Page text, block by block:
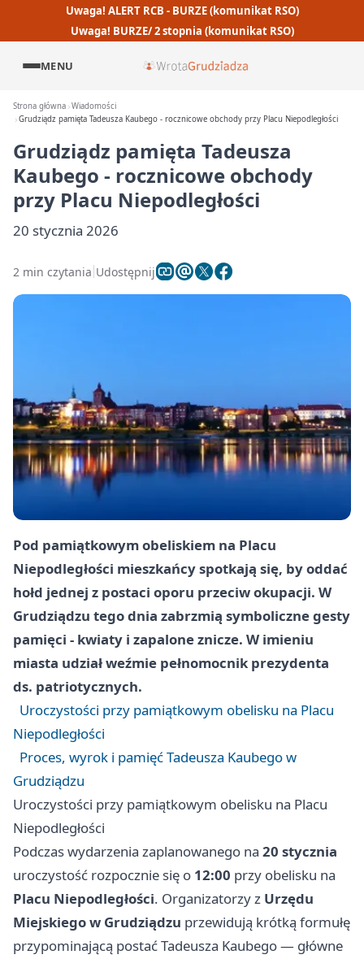
Uwaga! ALERT RCB - BURZE (komunikat RSO)
Uwaga! BURZE/ 2 stopnia (komunikat RSO)
MENU
Strona główna Wiadomości
Grudziądz pamięta Tadeusza Kaubego - rocznicowe obchody przy Placu Niepodległości
Grudziądz pamięta Tadeusza
Kaubego - rocznicowe obchody
przy Placu Niepodległości
20 stycznia 2026
2 min czytania Udostępnij
Pod pamiątkowym obeliskiem na Placu
Niepodległości mieszkańcy spotkają się, by oddać
hołd jednej z postaci oporu przeciw okupacji. W
Grudziądzu tego dnia zabrzmią symboliczne gesty
pamięci - kwiaty i zapalone znicze. W imieniu
miasta udział weźmie pełnomocnik prezydenta
ds. patriotycznych.
Uroczystości przy pamiątkowym obelisku na Placu
Niepodległości
Proces, wyrok i pamięć Tadeusza Kaubego w
Grudziądzu
Uroczystości przy pamiątkowym obelisku na Placu
Niepodległości
Podczas wydarzenia zaplanowanego na 20 stycznia
uroczystość rozpocznie się o 12:00 przy obelisku na
Placu Niepodległości. Organizatorzy z Urzędu
Miejskiego w Grudziądzu przewidują krótką formułę
przypominającą postać Tadeusza Kaubego — główne